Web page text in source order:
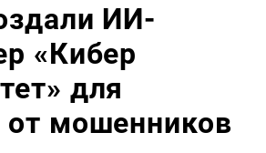
ИИ-
«Кибер
для
мошенников